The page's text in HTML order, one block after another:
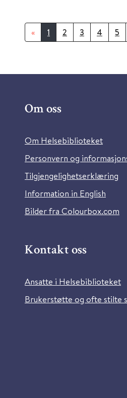
« 1 2 3 4 5
Om oss
Om Helsebiblioteket
Personvern og
Tilgjengelighetserklæring
Information in English
Bilder fra Colourbox.com
Kontakt oss
Ansatte i Helsebiblioteket
Brukerstøtte og ofte stilte